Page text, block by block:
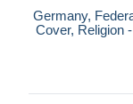
Germany,
Cover, Religion